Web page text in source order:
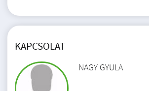
KAPCSOLAT
NAGY GYULA